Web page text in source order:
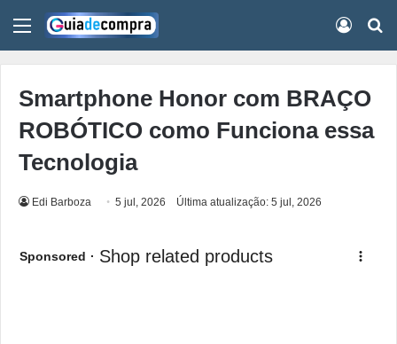
Menu
Smartphone Honor com BRAÇO
ROBÓTICO como Funciona essa
Tecnologia
Edi Barboza 5 jul, 2026 Última atualização: 5 jul, 2026